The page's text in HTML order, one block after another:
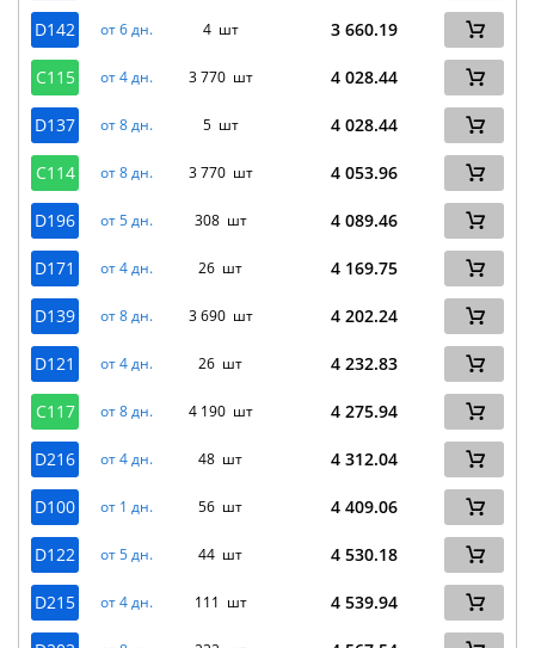
D142 от 6 дн. 4 шт 3 660.19
C115 от 4 дн. 3 770 шт 4 028.44
D137 от 8 дн. 5 шт 4 028.44
C114 от 8 дн. 3 770 шт 4 053.96
D196 от 5 дн. 308 шт 4 089.46
D171 от 4 дн. 26 шт 4 169.75
D139 от 8 дн. 3 690 шт 4 202.24
D121 от 4 дн. 26 шт 4 232.83
C117 от 8 дн. 4 190 шт 4 275.94
D216 от 4 дн. 48 шт 4 312.04
D100 от 1 дн. 56 шт 4 409.06
D122 от 5 дн. 44 шт 4 530.18
D215 от 4 дн. 111 шт 4 539.94